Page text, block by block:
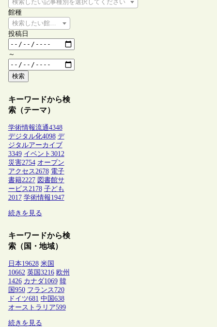
検索したい記事種別を選択してください
館種
検索したい館種を選択してください
投稿日
～
検索
キーワードから検
索（テーマ）
学術情報流通4348
デジタル化4098 デ
ジタルアーカイブ
3349 イベント 3012
災害2754 オープン
アクセス2678 電子
書籍2227 図書館サ
ービス2178 子ども
2017 学術情報1947
続きを見る
キーワードから検
索（国・地域）
日本19628 米国
10662 英国 3216 欧州
1426 カナダ1069 韓
国 950 フランス 720
ドイツ681 中国 638
オーストラリア599
続きを見る